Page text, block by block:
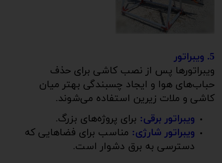
5. ویبراتور
ویبراتورها پس از نصب کاشی برای حذف
حباب‌های هوا و ایجاد چسبندگی بهتر میان
کاشی و ملات زیرین استفاده می‌شوند.
ویبراتور برقی: برای پروژه‌های بزرگ.
ویبراتور شارژی: مناسب برای فضاهایی که
دسترسی به برق دشوار است.